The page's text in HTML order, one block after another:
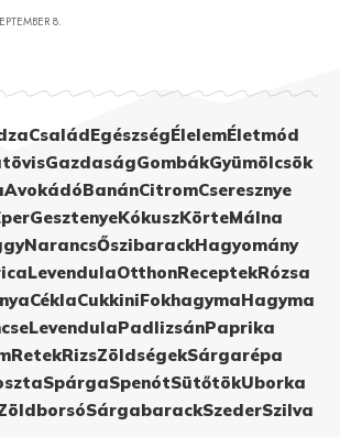
8.
CsaládEgészségÉlelemÉletmód
GazdaságGombákGyümölcsök
AvokádóBanánCitromCseresznye
GesztenyeKókuszKörteMálna
NarancsŐszibarackHagyomány
LevendulaOtthonReceptekRózsa
CéklaCukkiniFokhagymaHagyma
LevendulaPadlizsánPaprika
RetekRizsZöldségekSárgarépa
SpárgaSpenótSütőtökUborka
SárgabarackSzederSzilva